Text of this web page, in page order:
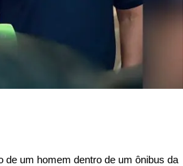
de um homem dentro de um ônibus da